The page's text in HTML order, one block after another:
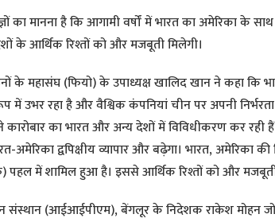
का मानना है कि आगामी वर्षों में भारत का अमेरिका के साथ
के आर्थिक रिश्तों को और मजबूती मिलेगी।
के महासंघ (फियो) के उपाध्यक्ष खालिद खान ने कहा कि
में उभर रहा है और वैश्विक कंपनियां चीन पर अपनी
का भारत और अन्य देशों में विविधीकरण कर रही
अमेरिका द्वपिक्षीय व्यापार और बढ़ेगा। भारत, अमेरिका
में शामिल हुआ है। इससे आर्थिक रिश्तों को और मजबूती
संस्थान (आईआईपीएम), बेंगलूर के निदेशक राकेश मोहन